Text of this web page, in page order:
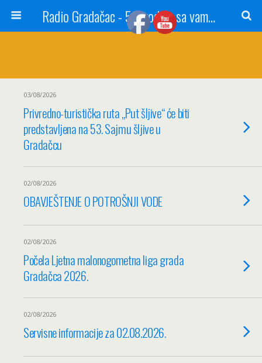
Radio Gradačac - 56 godina sa vama...
03/08/2026
Privredno-turistička ruta „Put šljive“ će biti
predstavljena na 53. Sajmu šljive u
Gradačcu
02/08/2026
OBAVJEŠTENJE O POTROŠNJI VODE
02/08/2026
Počela Ljetna malonogometna liga grada
Gradačca 2026.
02/08/2026
Servisne informacije za 02.08.2026.